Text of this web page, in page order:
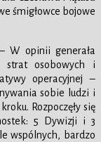
śmigłowce bojowe
W opinii generała
strat osobowych i
operacyjnej –
sobie ludzi i
Rozpoczęły się
5 Dywizji i 3
wspólnych, bardzo